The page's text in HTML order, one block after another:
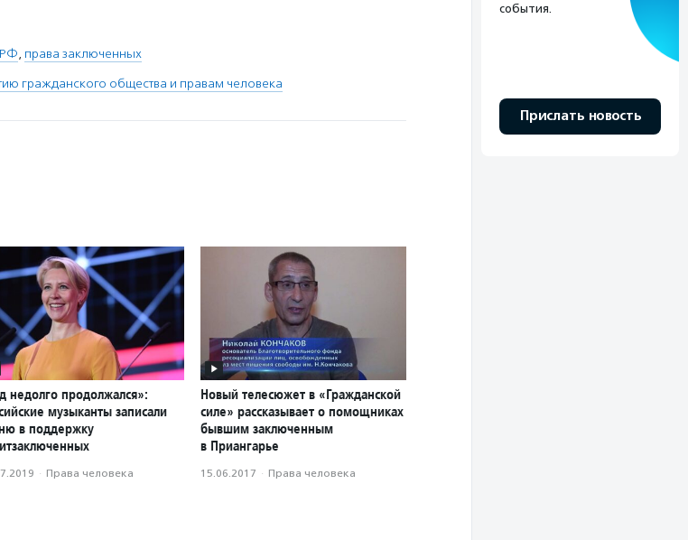
, права заключенных
гражданского общества и правам человека
недолго продолжался»:
музыканты записали
в поддержку
· Права человека
Новый телесюжет в «Гражданской
силе» рассказывает о помощниках
бывшим заключенным
в Приангарье
15.06.2017 · Права человека
события.
Прислать новость